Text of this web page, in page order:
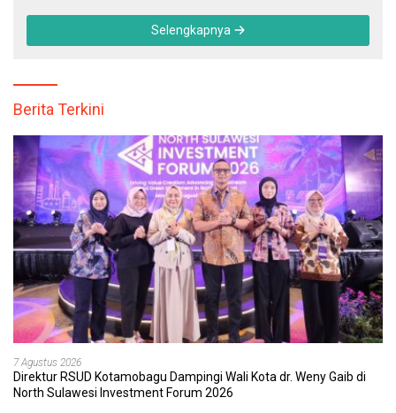
Selengkapnya
Berita Terkini
7 Agustus 2026
Direktur RSUD Kotamobagu Dampingi Wali Kota dr. Weny Gaib di
North Sulawesi Investment Forum 2026